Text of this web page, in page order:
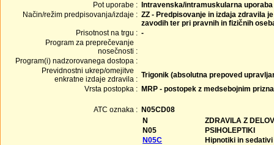
Pot uporabe :
Intravenska/intramuskularna uporaba
Način/režim predpisovanja/izdaje : ZZ - Predpisovanje in izdaja zdravila
zavodih ter pri pravnih in fizičnih
Prisotnost na trgu : -
Program za preprečevanje
nosečnosti :
Program(i) nadzorovanega dostopa :
Previdnostni ukrep/omejitve
enkratne izdaje zdravila : Trigonik (absolutna prepoved
Vrsta postopka : MRP - postopek z medsebojnim
ATC oznaka : N05CD08
N
ZDRAVILA Z
N05
PSIHOLEPTIKI
N05C
Hipnotiki in sedativi